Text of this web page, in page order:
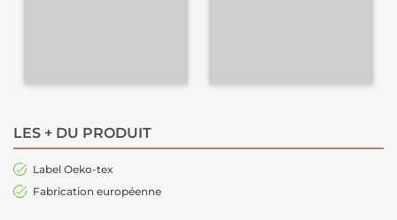
LES + DU PRODUIT
Label Oeko-tex
Fabrication européenne